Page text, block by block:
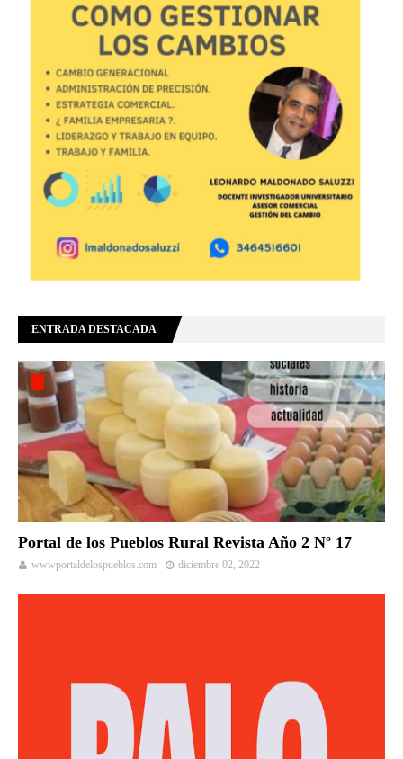
ENTRADA DESTACADA
Portal de los Pueblos Rural Revista Año 2 Nº 17
wwwportaldelospueblos.com diciembre 02, 2022